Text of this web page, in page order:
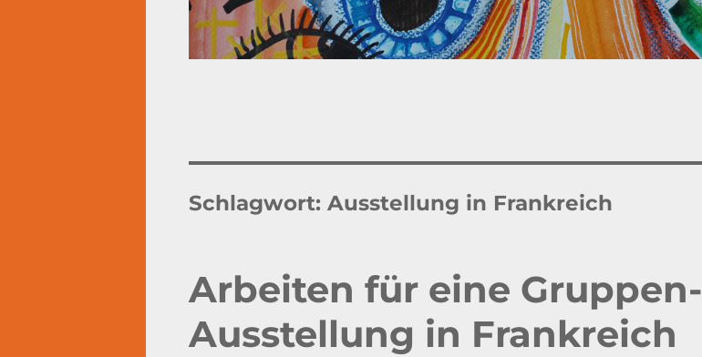
Schlagwort: Ausstellung in Frankreich
Arbeiten für eine Gruppen-
Ausstellung in Frankreich